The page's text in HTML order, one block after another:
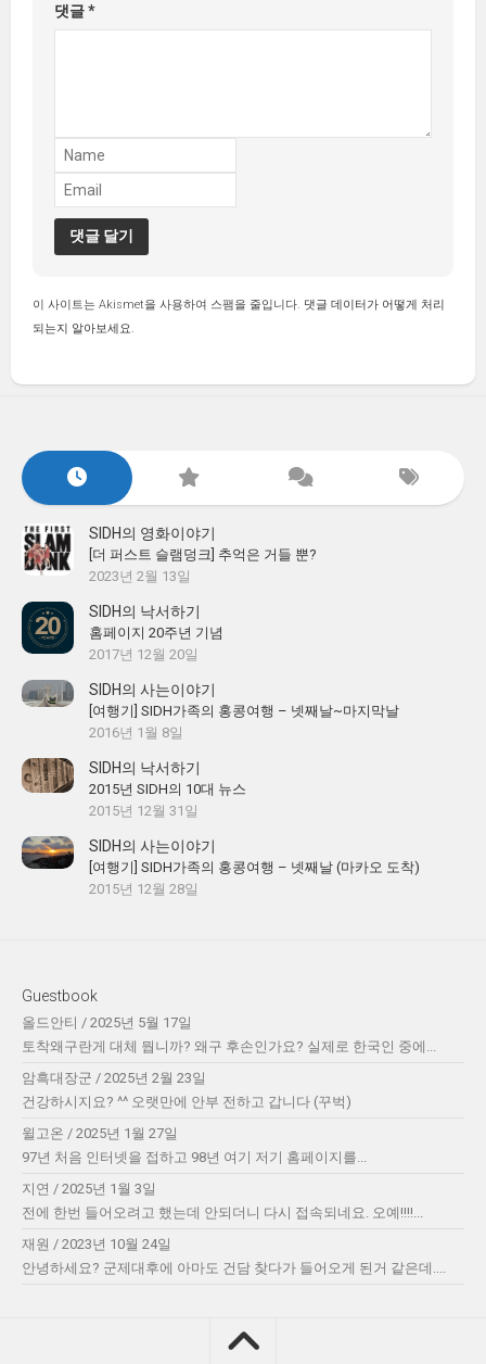
댓글*
이 사이트는 Akismet을 사용하여 스팸을 줄입니다. 댓글 데이터가 어떻게 처리
되는지 알아보세요.
SIDH의 영화이야기
[더 퍼스트 슬램덩크] 추억은 거들 뿐?
2023년 2월 13일
SIDH의 낙서하기
홈페이지 20주년 기념
2017년 12월 20일
SIDH의 사는이야기
[여행기] SIDH가족의 홍콩여행 – 넷째날~마지막날
2016년 1월 8일
SIDH의 낙서하기
2015년 SIDH의 10대 뉴스
2015년 12월 31일
SIDH의 사는이야기
[여행기] SIDH가족의 홍콩여행 – 넷째날 (마카오 도착)
2015년 12월 28일
Guestbook
올드안티 / 2025년 5월 17일
토착왜구란게 대체 뭡니까? 왜구 후손인가요? 실제로 한국인 중에...
암흑대장군 / 2025년 2월 23일
건강하시지요? ^^ 오랫만에 안부 전하고 갑니다 (꾸벅)
윌고온 / 2025년 1월 27일
97년 처음 인터넷을 접하고 98년 여기 저기 홈페이지를...
지연 / 2025년 1월 3일
전에 한번 들어오려고 했는데 안되더니 다시 접속되네요. 오예!!!!...
재원 / 2023년 10월 24일
안녕하세요? 군제대후에 아마도 건담 찾다가 들어오게 된거 같은데....